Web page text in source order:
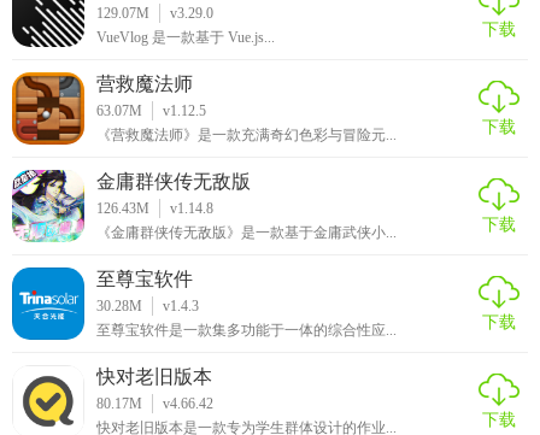
129.07M
v3.29.0
VueVlog 是一款基于 Vue.js...
下载
营救魔法师
63.07M
v1.12.5
《营救魔法师》是一款充满奇幻色彩与冒险元...
下载
金庸群侠传无敌版
126.43M
v1.14.8
《金庸群侠传无敌版》是一款基于金庸武侠小...
下载
至尊宝软件
30.28M
v1.4.3
至尊宝软件是一款集多功能于一体的综合性应...
下载
快对老旧版本
80.17M
v4.66.42
快对老旧版本是一款专为学生群体设计的作业...
下载